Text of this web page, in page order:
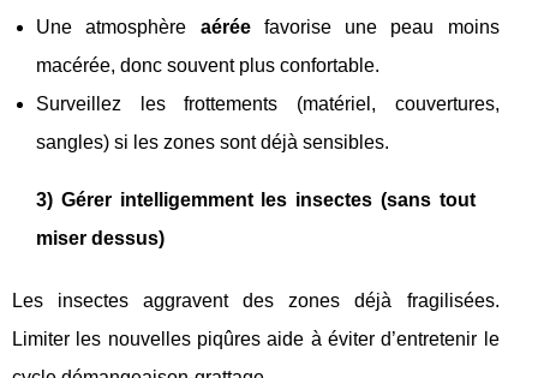
Une atmosphère aéréefavorise une peau moins
macérée, donc souvent plus confortable.
Surveillez les frottements (matériel, couvertures,
sangles) si les zones sont déjà sensibles.
3) Gérer intelligemment les insectes (sans tout
miser dessus)
Les insectes aggravent des zones déjà fragilisées.
Limiter les nouvelles piqûres aide à éviter d’entretenir le